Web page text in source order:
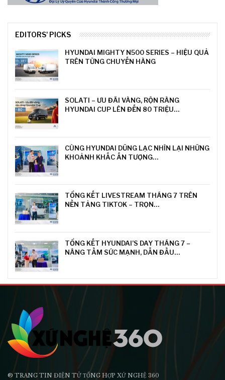
EDITORS' PICKS
HYUNDAI MIGHTY N500 SERIES – HIỆU QUẢ
TRÊN TỪNG CHUYẾN HÀNG
SOLATI – ƯU ĐÃI VÀNG, RỘN RÀNG
HYUNDAI CUP LÊN ĐẾN 80 TRIỆU…
CÙNG HYUNDAI DŨNG LẠC NHÌN LẠI NHỮNG
KHOẢNH KHẮC ẤN TƯỢNG…
TỔNG KẾT LIVESTREAM THÁNG 7 TRÊN
NỀN TẢNG TIKTOK – TRỌN…
TỔNG KẾT HYUNDAI’S DAY THÁNG 7 –
NÂNG TẦM SỨC MẠNH, DẪN ĐẦU…
® TRANG TIN ĐIỆN TỬ ТỔNG HỢP XỨ NGHỆ 360